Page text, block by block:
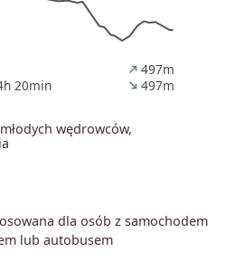
20min
north_east497m
south_east497m
wędrowców,
dla osób z samochodem
lub autobusem